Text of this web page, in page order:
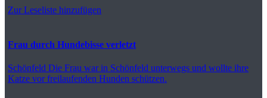
Zur Leseliste hinzufügen
Frau durch Hundebisse verletzt
Schönfeld Die Frau war in Schönfeld unterwegs und wollte ihre
Katze vor freilaufenden Hunden schützen.